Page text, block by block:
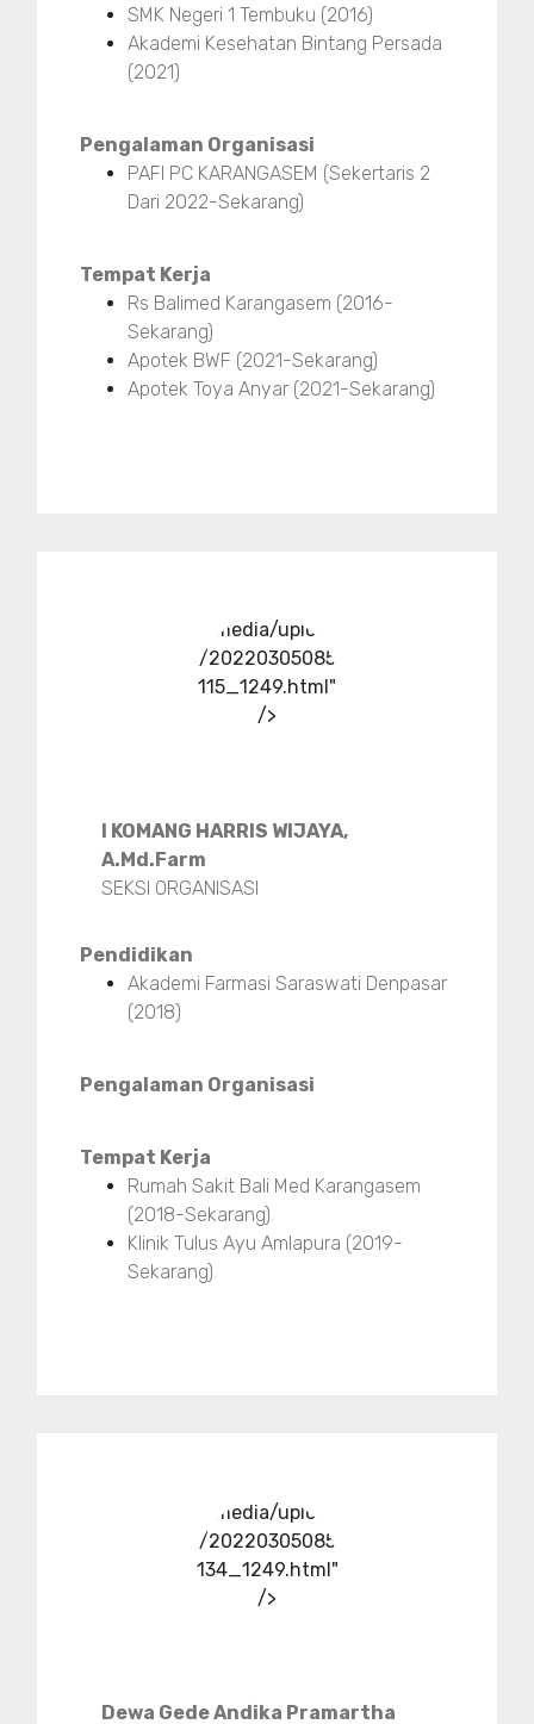
SMK Negeri 1 Tembuku (2016)
Akademi Kesehatan Bintang Persada
(2021)
Pengalaman Organisasi
PAFI PC KARANGASEM (Sekertaris 2
Dari 2022-Sekarang)
Tempat Kerja
Rs Balimed Karangasem (2016-
Sekarang)
Apotek BWF (2021-Sekarang)
Apotek Toya Anyar (2021-Sekarang)
../media/upload
/20220305085
115_1249.html"
/>
I KOMANG HARRIS WIJAYA,
A.Md.Farm
SEKSI ORGANISASI
Pendidikan
Akademi Farmasi Saraswati Denpasar
(2018)
Pengalaman Organisasi
Tempat Kerja
Rumah Sakit Bali Med Karangasem
(2018-Sekarang)
Klinik Tulus Ayu Amlapura (2019-
Sekarang)
../media/upload
/20220305085
134_1249.html"
/>
Dewa Gede Andika Pramartha